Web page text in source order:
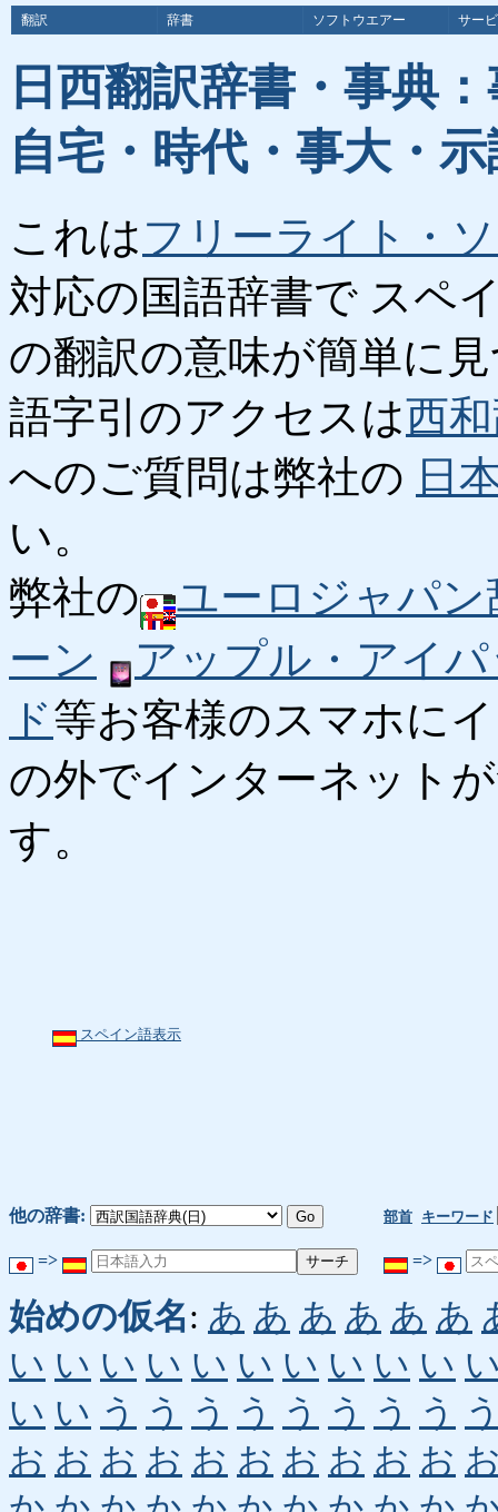
翻訳 辞書 ソフトウエアー サー
日西翻訳辞書・事典
自宅・時代・事大・
これはフリーライト・
対応の国語辞書で スペ
の翻訳の意味が簡単に
語字引のアクセスは西
へのご質問は弊社の 日
い。
弊社の
ユーロジャパン
ーン
アップル・アイ
ド等お客様のスマホに
の外でインターネット
す。
スペイン語表示
他の辞書: 部首 キーワード
=> =>
始めの仮名: あ あ あ あ あ あ
い い い い い い い い い い
い い う う う う う う う う
お お お お お お お お お お